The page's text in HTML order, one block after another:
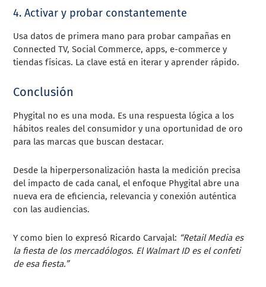
4. Activar y probar constantemente
Usa datos de primera mano para probar campañas en
Connected TV, Social Commerce, apps, e-commerce y
tiendas físicas. La clave está en iterar y aprender rápido.
Conclusión
Phygital no es una moda. Es una respuesta lógica a los
hábitos reales del consumidor y una oportunidad de oro
para las marcas que buscan destacar.
Desde la hiperpersonalización hasta la medición precisa
del impacto de cada canal, el enfoque Phygital abre una
nueva era de eficiencia, relevancia y conexión auténtica
con las audiencias.
Y como bien lo expresó Ricardo Carvajal: “Retail Media es
la fiesta de los mercadólogos. El Walmart ID es el confeti
de esa fiesta.”